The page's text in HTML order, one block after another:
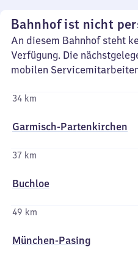
Bahnhof ist nicht
An diesem Bahnhof steht
Verfügung. Die
mobilen
34 km
Garmisch-Partenkirchen
37 km
Buchloe
49 km
München-Pasing